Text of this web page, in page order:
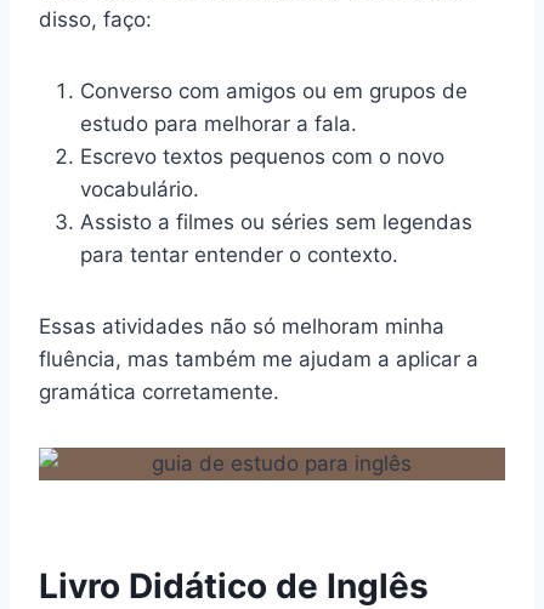
disso, faço:
Converso com amigos ou em grupos de
estudo para melhorar a fala.
Escrevo textos pequenos com o novo
vocabulário.
Assisto a filmes ou séries sem legendas
para tentar entender o contexto.
Essas atividades não só melhoram minha
fluência, mas também me ajudam a aplicar a
gramática corretamente.
Livro Didático de Inglês